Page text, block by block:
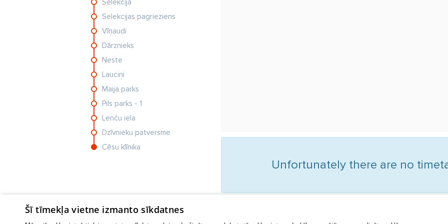
Selekcija
Selekcijas pagrieziens
Vīņaudi
Dārznieks
Neste
Lauciņi
Maija parks
Pils parks - 1
Lenču iela
Dzīvnieku patversme
Cēsu klīnika
Unfortunately there are no
Šī tīmekļa vietne izmanto sīkdatnes